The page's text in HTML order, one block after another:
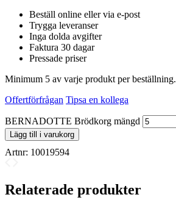
Beställ online eller via e-post
Trygga leveranser
Inga dolda avgifter
Faktura 30 dagar
Pressade priser
Minimum 5 av varje produkt per beställning.
Offertförfrågan Tipsa en kollega
BERNADOTTE Brödkorg mängd
Lägg till i varukorg
Artnr: 10019594
Relaterade produkter